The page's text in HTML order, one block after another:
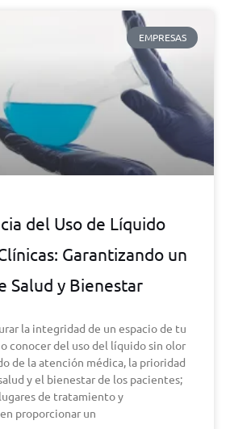
EMPRESAS
del Uso de Líquido
Garantizando un
Salud y Bienestar
la integridad de un espacio de tu
conocer del uso del líquido sin olor
de la atención médica, la prioridad
y el bienestar de los pacientes;
de tratamiento y
proporcionar un